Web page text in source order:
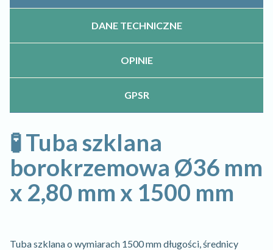
DANE TECHNICZNE
OPINIE
GPSR
🧪 Tuba szklana
borokrzemowa Ø36 mm
x 2,80 mm x 1500 mm
Tuba szklana o wymiarach 1500 mm długości, średnicy